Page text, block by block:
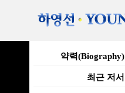
약력(Biography)
최근 저서